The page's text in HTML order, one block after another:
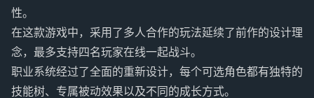
性。
在这款游戏中，采用了多人合作的玩法延续了前作的设计理
念，最多支持四名玩家在线一起战斗。
职业系统经过了全面的重新设计，每个可选角色都有独特的
技能树、专属被动效果以及不同的成长方式。